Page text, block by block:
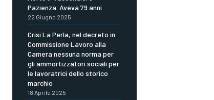
Pazienza. Aveva 79 anni
22 Giugno 2025
Crisi La Perla, nel decreto in
Commissione Lavoro alla
Camera nessuna norma per
gli ammortizzatori sociali per
le lavoratrici dello storico
marchio
18 Aprile 2025